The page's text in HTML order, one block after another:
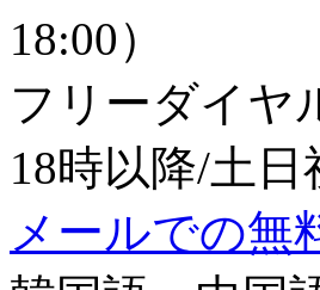
18:00）
フリーダイヤ
18時以降/土日
メールでの無